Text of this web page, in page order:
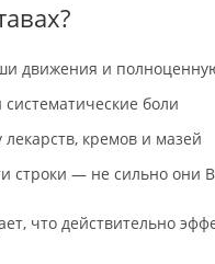
движения и
систематические боли
кремов и мазей
строки — не сильно они
что действительно